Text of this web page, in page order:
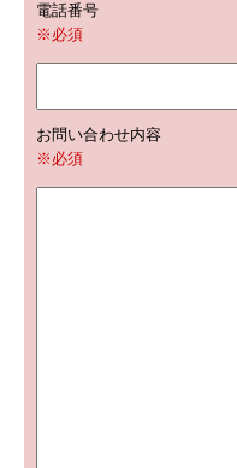
電話番号
※必須
お問い合わせ内容
※必須